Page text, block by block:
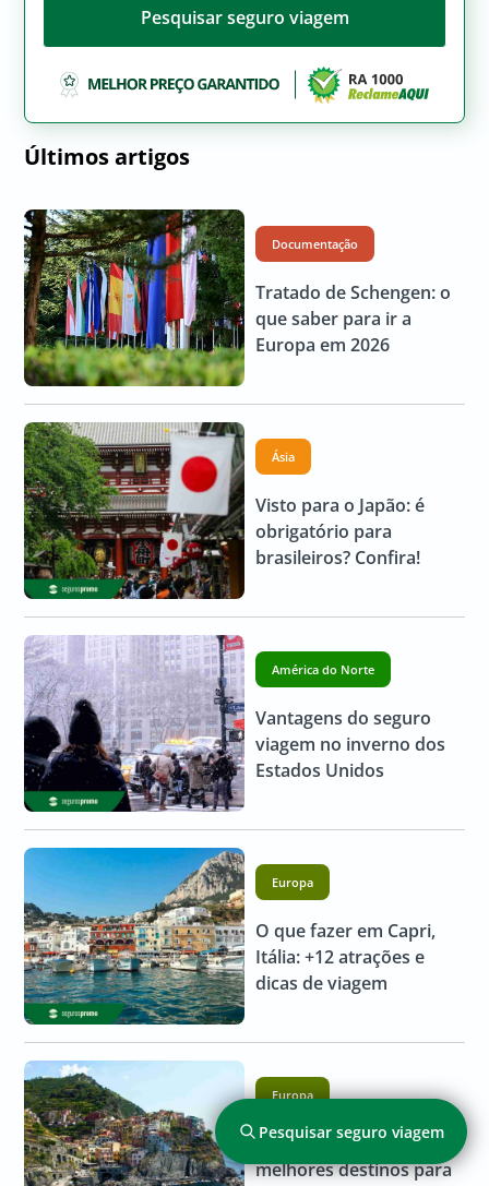
Pesquisar seguro viagem
Últimos artigos
Documentação
Tratado de Schengen: o
que saber para ir a
Europa em 2026
Ásia
Visto para o Japão: é
obrigatório para
brasileiros? Confira!
América do Norte
Vantagens do seguro
viagem no inverno dos
Estados Unidos
Europa
O que fazer em Capri,
Itália: +12 atrações e
dicas de viagem
Europa
Verão na Itália: dicas e
melhores destinos para
Pesquisar seguro viagem